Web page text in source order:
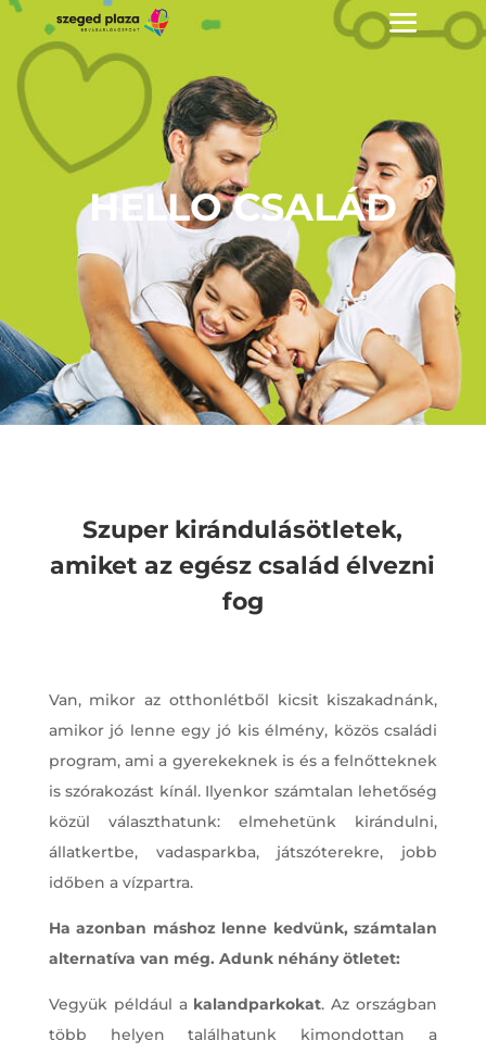
HELLO CSALÁD
Szuper kirándulásötletek,
amiket az egész család élvezni
fog
Van, mikor az otthonlétből kicsit kiszakadnánk,
amikor jó lenne egy jó kis élmény, közös családi
program, ami a gyerekeknek is és a felnőtteknek
is szórakozást kínál. Ilyenkor számtalan lehetőség
közül választhatunk: elmehetünk kirándulni,
állatkertbe, vadasparkba, játszóterekre, jobb
időben a vízpartra.
Ha azonban máshoz lenne kedvünk, számtalan
alternatíva van még. Adunk néhány ötletet:
Vegyük például a kalandparkokat. Az országban
több helyen találhatunk kimondottan a